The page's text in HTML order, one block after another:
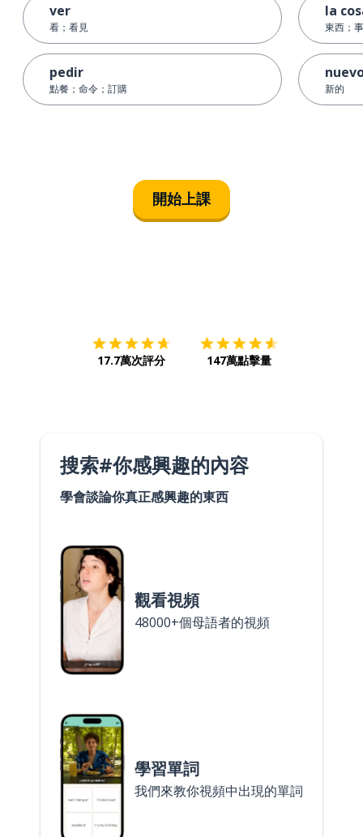
ver
看；看見
pedir
點餐；命令；訂購
la
東西；
新的
開始上課
17.7萬次評分 147萬點擊量
搜索#你感興趣的內容
學會談論你真正感興趣的東西
觀看視頻
48000+個母語者的視頻
學習單詞
我們來教你視頻中出現的單詞